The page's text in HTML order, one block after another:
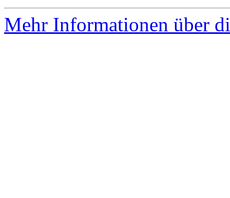
Mehr Informationen über